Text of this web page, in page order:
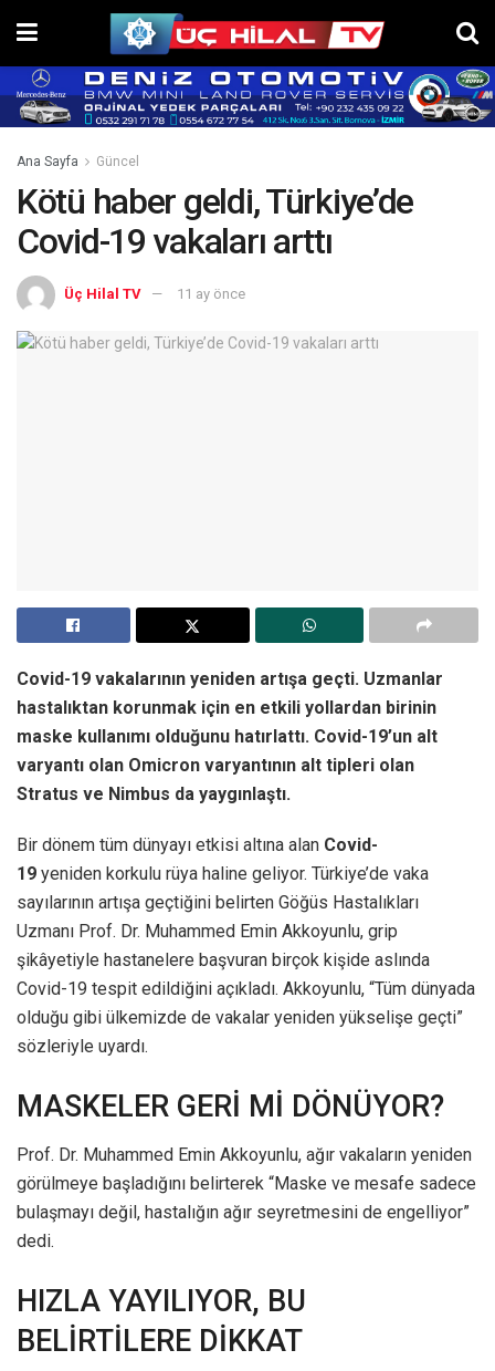
Ana Sayfa Güncel
Kötü haber geldi, Türkiye’de
Covid-19 vakaları arttı
Üç Hilal TV 11 ay önce
Covid-19 vakalarının yeniden artışa geçti. Uzmanlar
hastalıktan korunmak için en etkili yollardan birinin
maske kullanımı olduğunu hatırlattı. Covid-19’un alt
varyantı olan Omicron varyantının alt tipleri olan
Stratus ve Nimbus da yaygınlaştı.
Bir dönem tüm dünyayı etkisi altına alan Covid-
19 yeniden korkulu rüya haline geliyor. Türkiye’de vaka
sayılarının artışa geçtiğini belirten Göğüs Hastalıkları
Uzmanı Prof. Dr. Muhammed Emin Akkoyunlu, grip
şikâyetiyle hastanelere başvuran birçok kişide aslında
Covid-19 tespit edildiğini açıkladı. Akkoyunlu, “Tüm dünyada
olduğu gibi ülkemizde de vakalar yeniden yükselişe geçti”
sözleriyle uyardı.
MASKELER GERİ Mİ DÖNÜYOR?
Prof. Dr. Muhammed Emin Akkoyunlu, ağır vakaların yeniden
görülmeye başladığını belirterek “Maske ve mesafe sadece
bulaşmayı değil, hastalığın ağır seyretmesini de engelliyor”
dedi.
HIZLA YAYILIYOR, BU
BELİRTİLERE DİKKAT